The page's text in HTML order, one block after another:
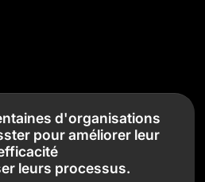
d'organisations
pour améliorer leur
leurs processus.